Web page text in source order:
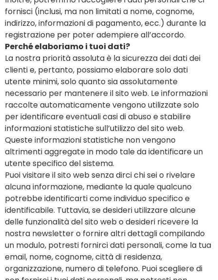
fornisci (inclusi, ma non limitati a nome, cognome,
indirizzo, informazioni di pagamento, ecc.) durante la
registrazione per poter adempiere all’accordo.
Perché elaboriamo i tuoi dati?
La nostra priorità assoluta è la sicurezza dei dati dei
clienti e, pertanto, possiamo elaborare solo dati
utente minimi, solo quanto sia assolutamente
necessario per mantenere il sito web. Le informazioni
raccolte automaticamente vengono utilizzate solo
per identificare eventuali casi di abuso e stabilire
informazioni statistiche sull’utilizzo del sito web.
Queste informazioni statistiche non vengono
altrimenti aggregate in modo tale da identificare un
utente specifico del sistema.
Puoi visitare il sito web senza dirci chi sei o rivelare
alcuna informazione, mediante la quale qualcuno
potrebbe identificarti come individuo specifico e
identificabile. Tuttavia, se desideri utilizzare alcune
delle funzionalità del sito web o desideri ricevere la
nostra newsletter o fornire altri dettagli compilando
un modulo, potresti fornirci dati personali, come la tua
email, nome, cognome, città di residenza,
organizzazione, numero di telefono. Puoi scegliere di